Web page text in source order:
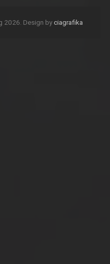
2026. Design byciagrafika